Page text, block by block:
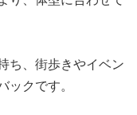
ち、街歩きやイベン
クです。